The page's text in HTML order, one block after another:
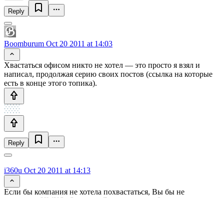
Reply
Boomburum Oct 20 2011 at 14:03
Хвастаться офисом никто не хотел — это просто я взял и
написал, продолжая серию своих постов (ссылка на которые
есть в конце этого топика).
Reply
i360u Oct 20 2011 at 14:13
Если бы компания не хотела похвастаться, Вы бы не